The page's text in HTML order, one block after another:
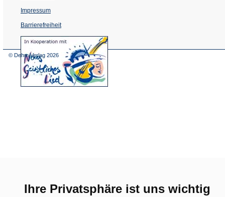
Ihre Privatsphäre ist uns wichtig
Impressum
Barrierefreiheit
(Öffnet
in
© Dehm Verlag 2026